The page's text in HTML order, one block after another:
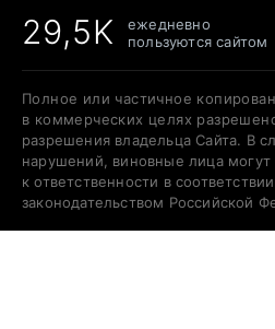
29,5K
ежедневно
пользуются сайтом
Полное или частичное
в коммерческих целях
разрешения владельца Сайта. В
нарушений, виновные лица
к ответственности в
законодательством Российской